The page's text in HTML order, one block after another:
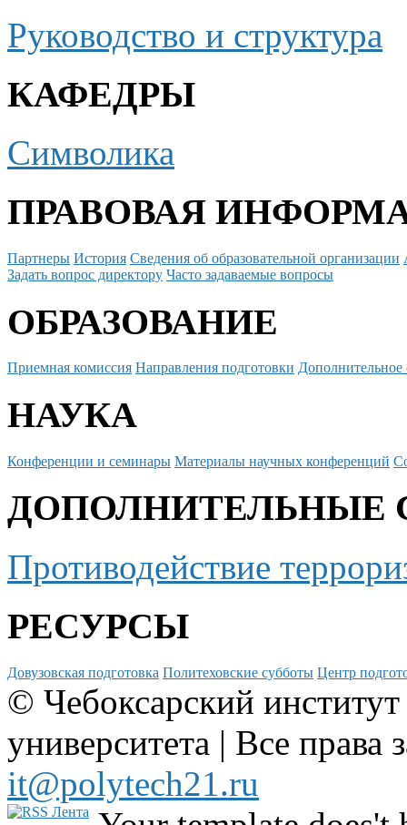
Руководство и структура
КАФЕДРЫ
Символика
ПРАВОВАЯ
Партнеры История Сведения об образовательной организации
Задать вопрос директору Часто задаваемые вопросы
ОБРАЗОВАНИЕ
Приемная комиссия Направления подготовки Дополнительное
НАУКА
Конференции и семинары Материалы научных конференций
ДОПОЛНИТЕЛЬНЫЕ
Противодействие
РЕСУРСЫ
Довузовская подготовка Политеховские субботы Центр
© Чебоксарский
университета | Все
it@polytech21.ru